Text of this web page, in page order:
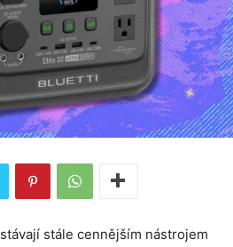
stále cennějším nástrojem